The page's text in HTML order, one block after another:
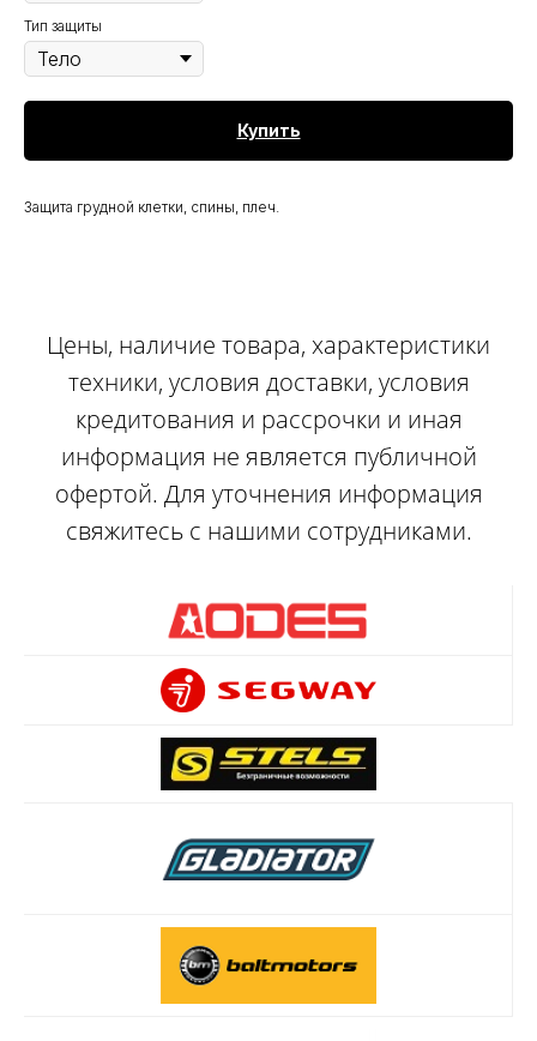
Тип защиты
Купить
Защита грудной клетки, спины, плеч.
Цены, наличие товара, характеристики
техники, условия доставки, условия
кредитования и рассрочки и иная
информация не является публичной
офертой. Для уточнения информация
свяжитесь с нашими сотрудниками.